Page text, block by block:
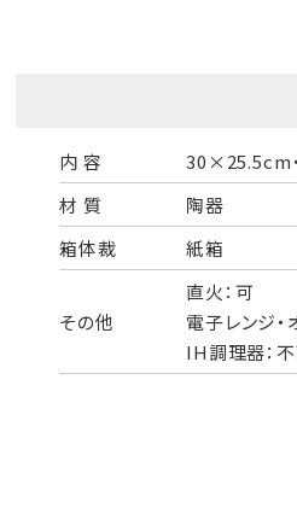
婚礼
のし・包装体裁により、紐（ひも）掛
天掛け包装について
段ボール
ける簡易包
内 容
30×25.5cm
材 質
陶器
箱体裁
紙箱
その他
直火：可
電子レンジ・
IH調理器：